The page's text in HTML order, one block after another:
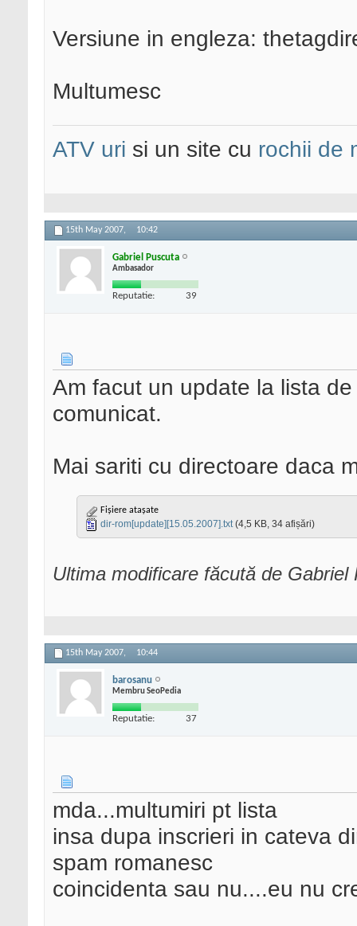
Versiune in engleza:
Multumesc
ATV uri si un site cu rochii de
15th May 2007, 10:42
Gabriel Puscuta
Ambasador
Reputatie: 39
Am facut un update la lista
comunicat.
Mai sariti cu directoare daca
Fișiere atașate
dir-rom[update][15.05.2007].txt (4,5 KB, 34 afișări)
Ultima modificare făcută de
15th May 2007, 10:44
barosanu
Membru SeoPedia
Reputatie: 37
mda...multumiri pt lista
insa dupa inscrieri in cateva
spam romanesc
coincidenta sau nu....eu nu